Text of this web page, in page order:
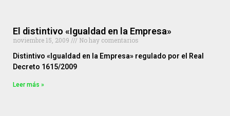
El distintivo «Igualdad en la Empresa»
noviembre 15, 2009
No hay comentarios
Distintivo «Igualdad en la Empresa» regulado por el Real
Decreto 1615/2009
Leer más »